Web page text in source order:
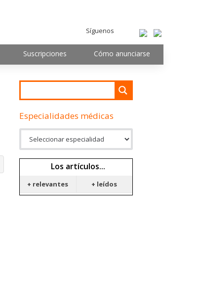
Síguenos
Suscripciones Cómo anunciarse
Especialidades médicas
Los artículos...
+ relevantes + leídos